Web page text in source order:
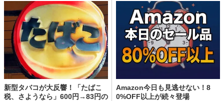
新型タバコが大反響！「たばこ
税、さようなら」600円→83円の
Amazon今日も見逃せない！8
0%OFF以上が続々登場